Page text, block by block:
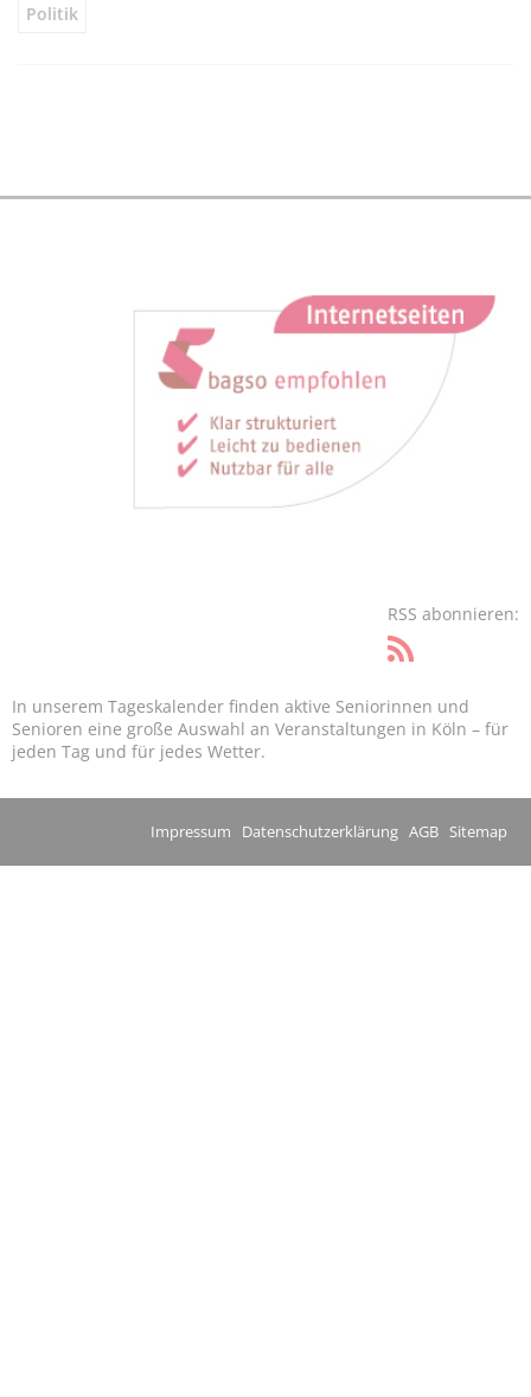
Politik
RSS abonnieren:
In unserem Tageskalender finden aktive Seniorinnen und
Senioren eine große Auswahl an Veranstaltungen in Köln – für
jeden Tag und für jedes Wetter.
Impressum Datenschutzerklärung AGB Sitemap